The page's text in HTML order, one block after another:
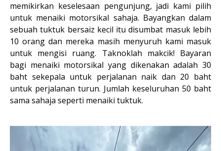
memikirkan keselesaan pengunjung, jadi kami pilih
untuk menaiki motorsikal sahaja. Bayangkan dalam
sebuah tuktuk bersaiz kecil itu disumbat masuk lebih
10 orang dan mereka masih menyuruh kami masuk
untuk mengisi ruang. Taknoklah makcik! Bayaran
bagi menaiki motorsikal yang dikenakan adalah 30
baht sekepala untuk perjalanan naik dan 20 baht
untuk perjalanan turun. Jumlah keseluruhan 50 baht
sama sahaja seperti menaiki tuktuk.